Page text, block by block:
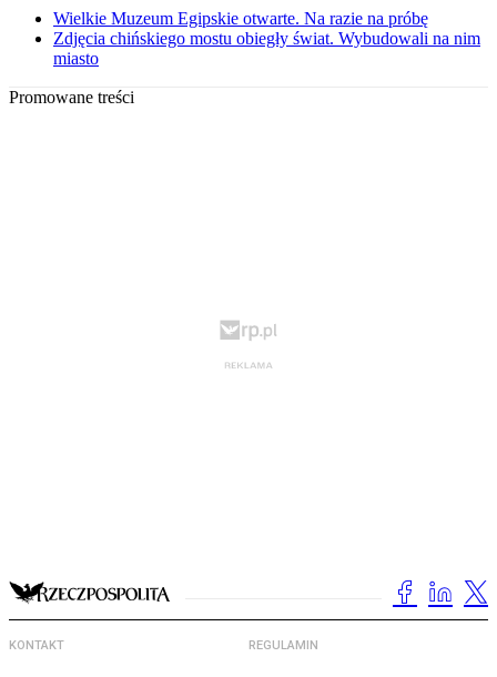
Wielkie Muzeum Egipskie otwarte. Na razie na próbę
Zdjęcia chińskiego mostu obiegły świat. Wybudowali na nim
miasto
Promowane treści
KONTAKT REGULAMIN